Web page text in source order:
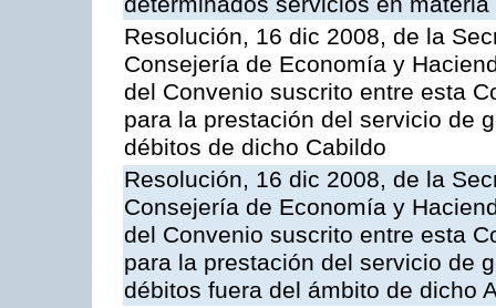
Resolución, 16 dic 2008, de la
Consejería de Economía y
del Convenio suscrito entre esta
para la prestación del servicio de
débitos de dicho Cabildo
Resolución, 16 dic 2008, de la
Consejería de Economía y
del Convenio suscrito entre esta
para la prestación del servicio de
débitos fuera del ámbito de dicho